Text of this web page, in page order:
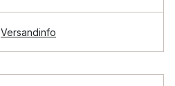
Versandinfo